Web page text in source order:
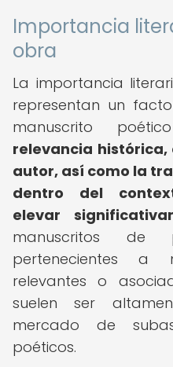
Importancia
obra
La importancia
representan un
manuscrito
relevancia
autor, así como la
dentro del
elevar
manuscritos de
pertenecientes a
relevantes o
suelen ser
mercado de
poéticos.